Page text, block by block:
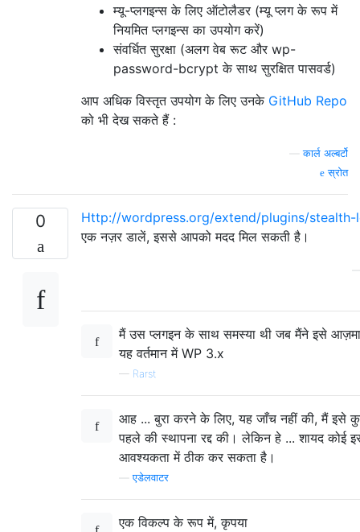
म्यू-प्लगइन्स के लिए ऑटोलैडर (म्यू प्लग के रूप में
नियमित प्लगइन्स का उपयोग करें)
संवर्धित सुरक्षा (अलग वेब रूट और wp-
password-bcrypt के साथ सुरक्षित पासवर्ड)
आप अधिक विस्तृत उपयोग के लिए उनके GitHub Repo
को भी देख सकते हैं :
—कार्ल अल्बर्टो
स्रोत
0
Http://wordpress.org/extend/plugins/stealth-
एक नज़र डालें, इससे आपको मदद मिल सकती है।
मैं उस प्लगइन के साथ समस्या थी जब मैंने इसे
यह वर्तमान में WP 3.x
— Rarst
आह ... बुरा करने के लिए, यह जाँच नहीं की, मैं इसे
पहले की स्थापना रद्द की। लेकिन हे ... शायद कोई
आवश्यकता में ठीक कर सकता है।
—एडेलवाटर
एक विकल्प के रूप में, कृपया